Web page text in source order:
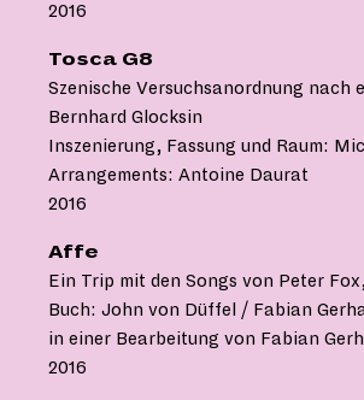
2016
Tosca G8
Szenische Versuchsanordnung nach
Bernhard Glocksin
Inszenierung, Fassung und Raum:
Arrangements: Antoine Daurat
2016
Affe
Ein Trip mit den Songs von Peter
Buch: John von Düffel / Fabian
in einer Bearbeitung von Fabian
2016